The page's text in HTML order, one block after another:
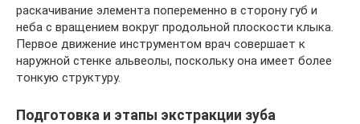
раскачивание элемента попеременно в сторону губ и
неба с вращением вокруг продольной плоскости клыка.
Первое движение инструментом врач совершает к
наружной стенке альвеолы, поскольку она имеет более
тонкую структуру.
Подготовка и этапы экстракции зуба